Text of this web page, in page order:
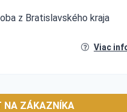
z Bratislavského kraja
Viac
NA ZÁKAZNÍKA